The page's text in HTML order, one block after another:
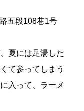
五段108巷1号
夏には足湯した
て参ってしまう
入って、ラーメ